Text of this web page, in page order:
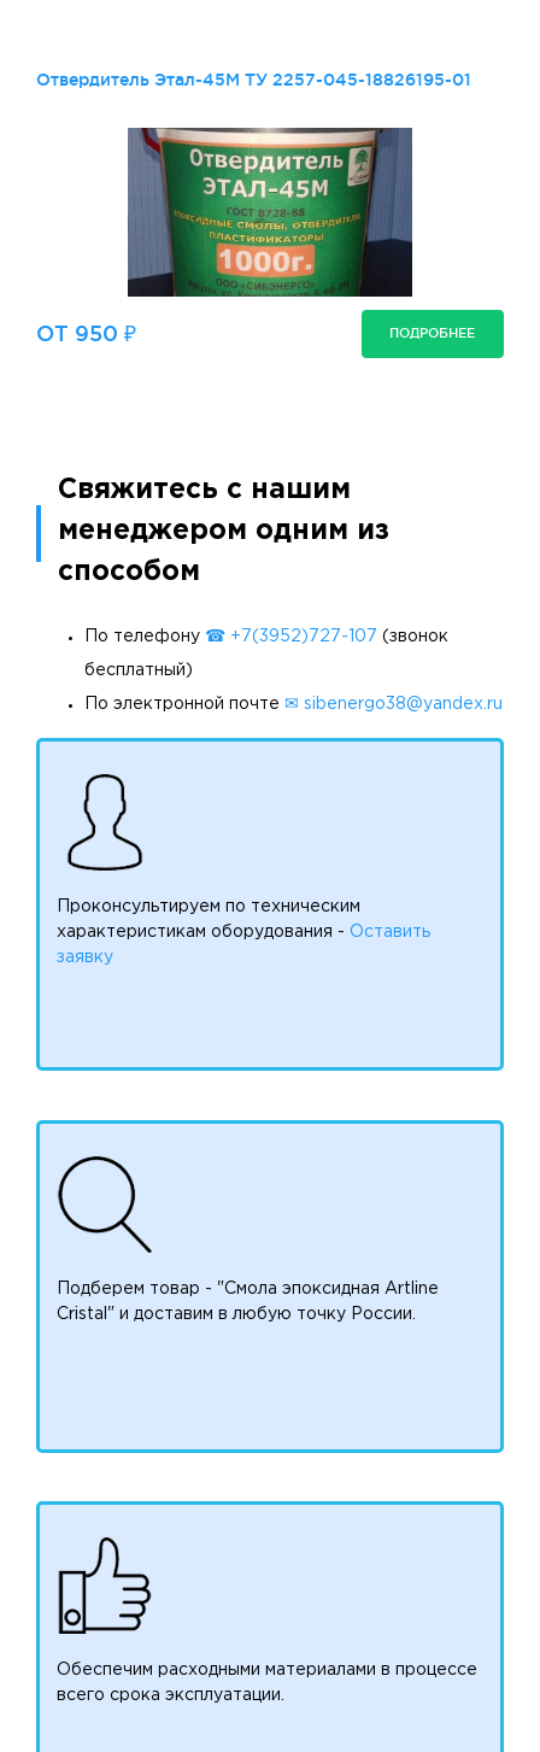
Отвердитель Этал-45М ТУ 2257-045-18826195-01
ОТ 950 ₽ ПОДРОБНЕЕ
Свяжитесь с нашим
менеджером одним из
способом
По телефону ☎ +7(3952)727-107 (звонок
бесплатный)
По электронной почте ✉ sibenergo38@yandex.ru
Проконсультируем по техническим
характеристикам оборудования - Оставить
заявку
Подберем товар - "Смола эпоксидная Artline
Cristal" и доставим в любую точку России.
Обеспечим расходными материалами в процессе
всего срока эксплуатации.